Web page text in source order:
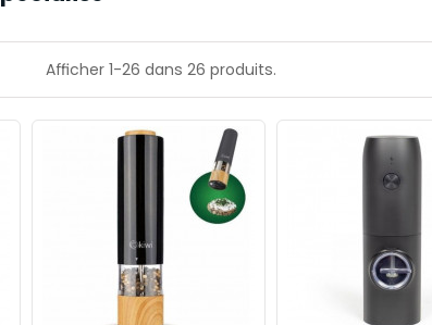
Afficher 1-26 dans 26 produits.